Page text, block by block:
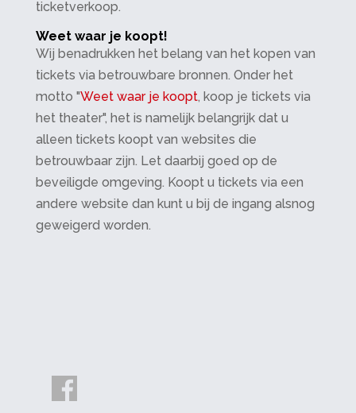
ticketverkoop.
Weet waar je koopt!
Wij benadrukken het belang van het kopen van
tickets via betrouwbare bronnen. Onder het
motto "Weet waar je koopt, koop je tickets via
het theater", het is namelijk belangrijk dat u
alleen tickets koopt van websites die
betrouwbaar zijn. Let daarbij goed op de
beveiligde omgeving. Koopt u tickets via een
andere website dan kunt u bij de ingang alsnog
geweigerd worden.